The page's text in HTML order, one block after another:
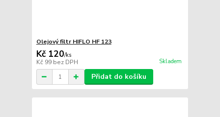
Olejový filtr HIFLO HF 123
Kč 120/ks
Kč 99 bez DPH Skladem
Přidat do košíku